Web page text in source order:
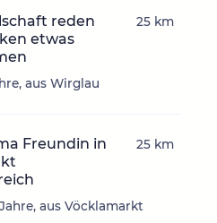
reden
etwas
aus Wirglau
25 km
Freundin in
aus Vöcklamarkt
25 km